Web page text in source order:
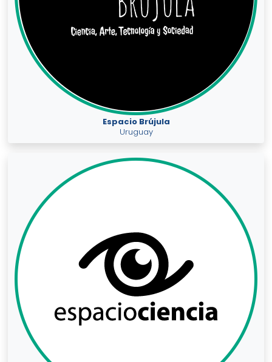
Espacio Brújula
Uruguay